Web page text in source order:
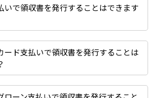
いで領収書を発行することはできます
ード支払いで領収書を発行することは